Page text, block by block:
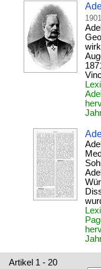
1901
Artikel 1 - 20